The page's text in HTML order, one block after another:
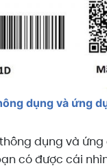
dụng và ứng
dụng và
có được cái